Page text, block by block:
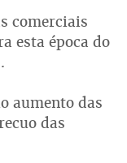
comerciais
esta época do
aumento das
das